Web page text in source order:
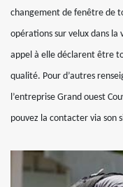
changement de fenêtre de
opérations sur velux dans la
appel à elle déclarent être
qualité. Pour d’autres
l’entreprise Grand ouest
pouvez la contacter via son